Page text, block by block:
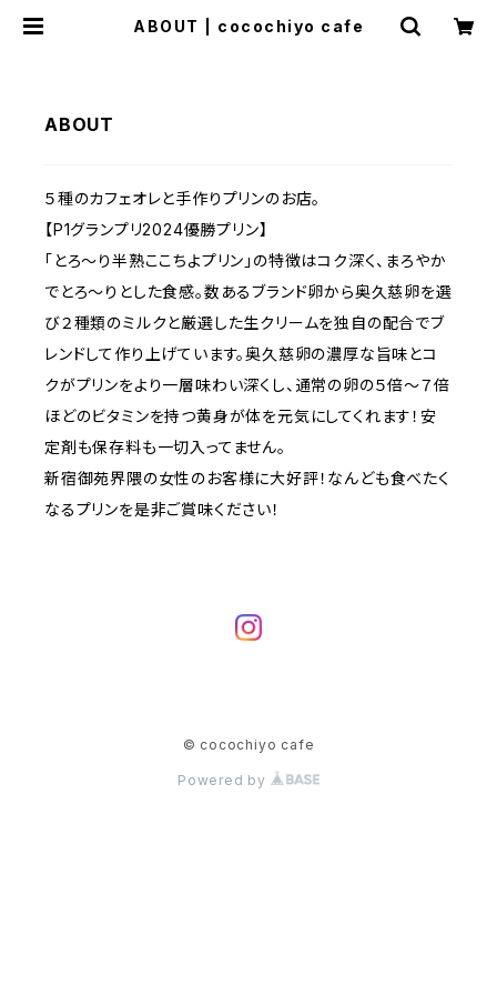
ABOUT | cocochiyo cafe
ABOUT
５種のカフェオレと手作りプリンのお店。
【P1グランプリ2024優勝プリン】
「とろ〜り半熟ここちよプリン」の特徴はコク深く、まろやか
でとろ〜りとした食感。数あるブランド卵から奥久慈卵を選
び２種類のミルクと厳選した生クリームを独自の配合でブ
レンドして作り上げています。奥久慈卵の濃厚な旨味とコ
クがプリンをより一層味わい深くし、通常の卵の５倍〜７倍
ほどのビタミンを持つ黄身が体を元気にしてくれます！安
定剤も保存料も一切入ってません。
新宿御苑界隈の女性のお客様に大好評！なんども食べたく
なるプリンを是非ご賞味ください！
© cocochiyo cafe
Powered by